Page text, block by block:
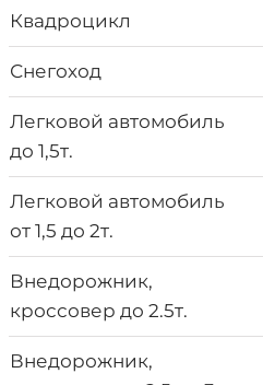
Квадроцикл
Снегоход
Легковой автомобиль
до 1,5т.
Легковой автомобиль
от 1,5 до 2т.
Внедорожник,
кроссовер до 2.5т.
Внедорожник,